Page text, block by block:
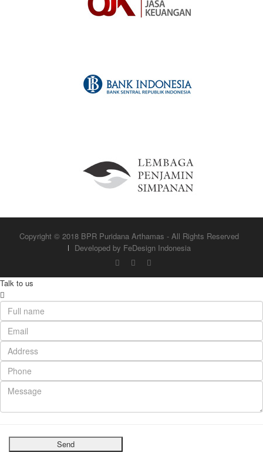
Copyright © 2018 BPR Puridana Arthamas - All Rights Reserved
Developed by FeDesign Indonesia
Talk to us
Send